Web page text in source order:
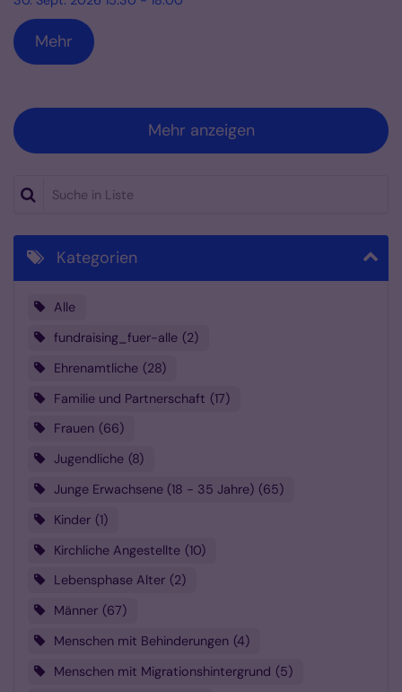
Mehr
Mehr anzeigen
Suche in Liste
Kategorien
Alle
fundraising_fuer-alle 2
Ehrenamtliche 28
Familie und Partnerschaft 17
Frauen
66
Jugendliche 8
Junge Erwachsene (18 - 35 Jahre) 65
Kinder 1
Kirchliche Angestellte 10
Lebensphase Alter 2
Männer 67
Menschen mit Behinderungen 4
Menschen mit Migrationshintergrund 5